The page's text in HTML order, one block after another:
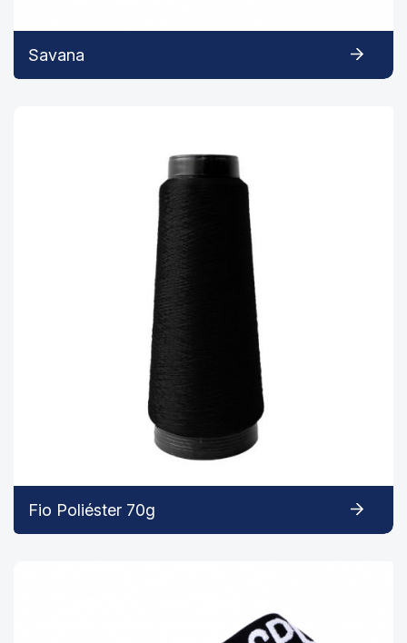
Savana
Fio Poliéster 70g